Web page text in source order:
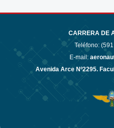
CARRERA DE
Teléfono:
E-mail:
Avenida Arce Nº2295.